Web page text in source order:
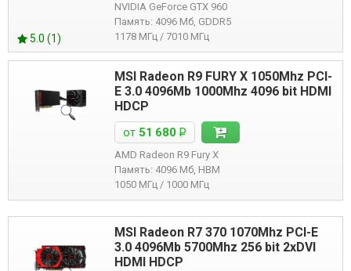
5.0 (1)
NVIDIA GeForce GTX 960
Память: 4096 Мб, GDDR5
1178 МГц / 7010 МГц
MSI Radeon R9 FURY X 1050Mhz PCI-
E 3.0 4096Mb 1000Mhz 4096 bit HDMI
HDCP
от 51 680 Р
AMD Radeon R9 Fury X
Память: 4096 Мб, HBM
1050 МГц / 1000 МГц
MSI Radeon R7 370 1070Mhz PCI-E
3.0 4096Mb 5700Mhz 256 bit 2xDVI
HDMI HDCP